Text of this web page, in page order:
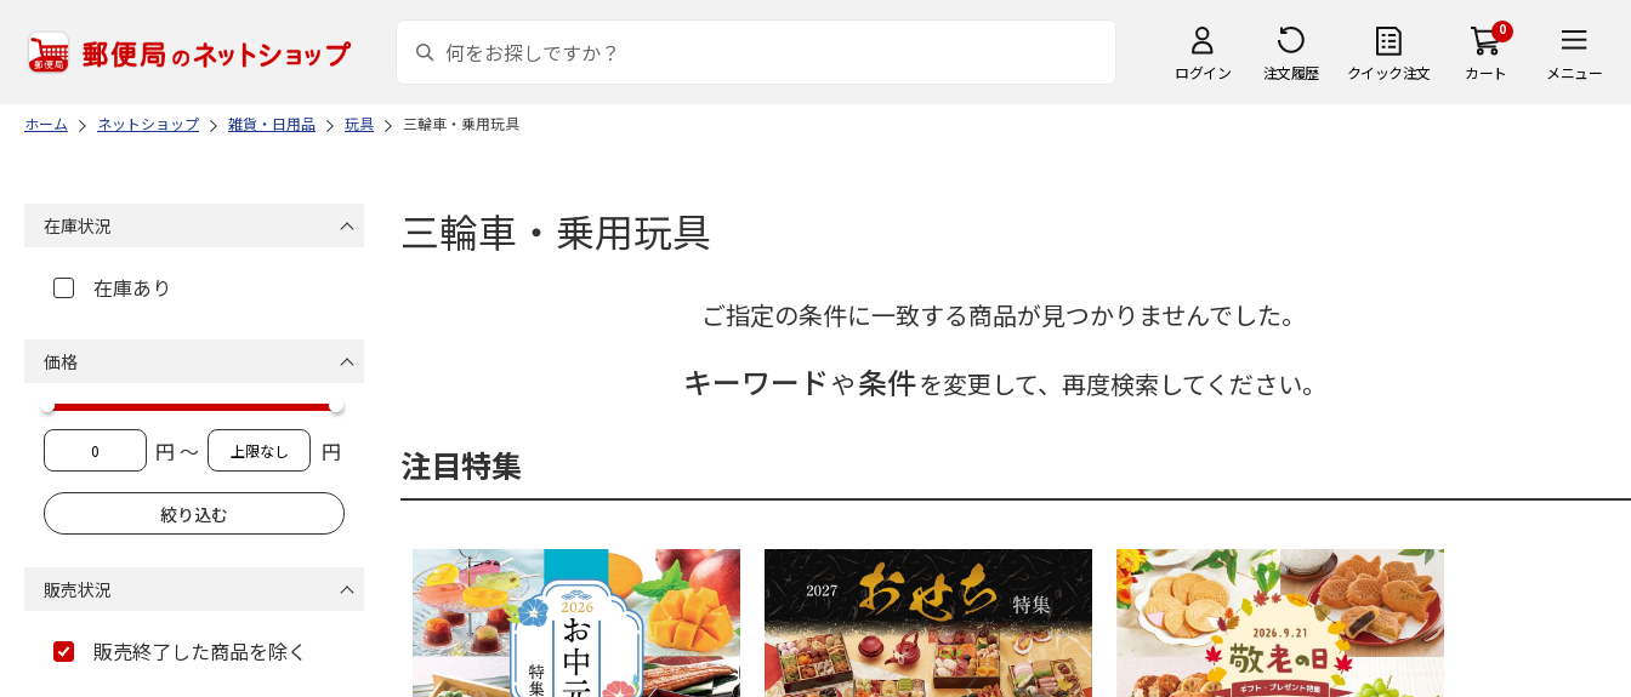
ログイン 注文履歴 クイック注文
0
カート メニュー
ホーム ネットショップ 雑貨・日用品 玩具 三輪車・乗用玩具
三輪車・乗用玩具
ご指定の条件に一致する商品が見つかりませんでした。
キーワードや条件を変更して、再度検索してください。
注目特集
在庫状況
在庫あり
価格
円 ～ 円
販売状況
販売終了した商品を除く